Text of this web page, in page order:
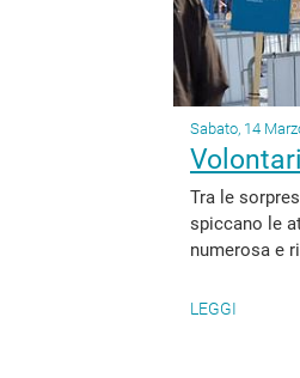
Sabato, 14
Tra le
spiccano le
numerosa e
LEGGI